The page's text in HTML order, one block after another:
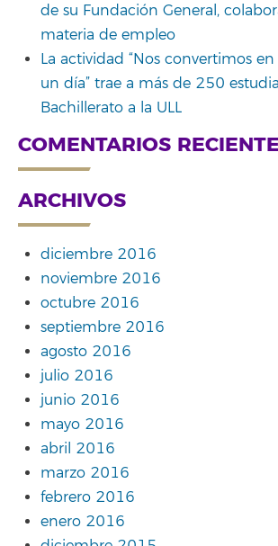
de su Fundación General,
materia de empleo
La actividad “Nos convertimos
un día” trae a más de 250
Bachillerato a la ULL
COMENTARIOS
ARCHIVOS
diciembre 2016
noviembre 2016
octubre 2016
septiembre 2016
agosto 2016
julio 2016
junio 2016
mayo 2016
abril 2016
marzo 2016
febrero 2016
enero 2016